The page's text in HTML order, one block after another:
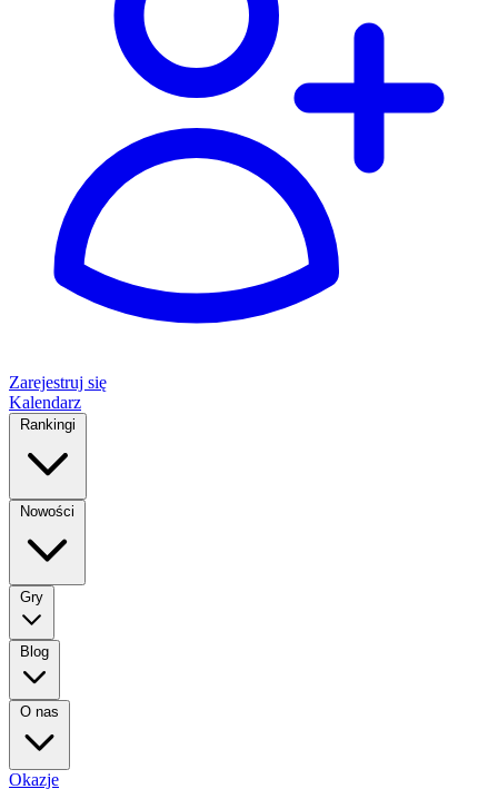
Zarejestruj się
Kalendarz
Rankingi
Nowości
Gry
Blog
O nas
Okazje